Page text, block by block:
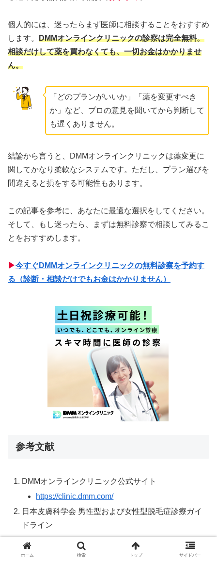
個人的には、迷ったらまず医師に相談することをおすすめ
します。 DMMオンラインクリニックの診察は完全無料。
相談だけして薬を買わなくても、一切お金はかかりませ
ん。
「どのプランがいいか」「薬を変更すべき
か」など、プロの意見を聞いてから判断して
も遅くありません。
結論から言うと、DMMオンラインクリニックは薬変更に
関してかなり柔軟なシステムです。ただし、プラン選びを
間違えると損をする可能性もあります。
この記事を参考に、あなたに最適な選択をしてください。
そして、もし迷ったら、まずは無料診察で相談してみるこ
とをおすすめします。
▶今すぐDMMオンラインクリニックの無料診察を予約す
る（診断・相談だけでもお金はかかりません）
参考文献
DMMオンラインクリニック公式サイト
https://clinic.dmm.com/
日本皮膚科学会 男性型および女性型脱毛症診療ガイ
ドライン
https://www.dermatol.or.jp/
厚生労働省 医薬品医療機器総合機構（PMDA）
ホーム 検索 トップ サイドバー